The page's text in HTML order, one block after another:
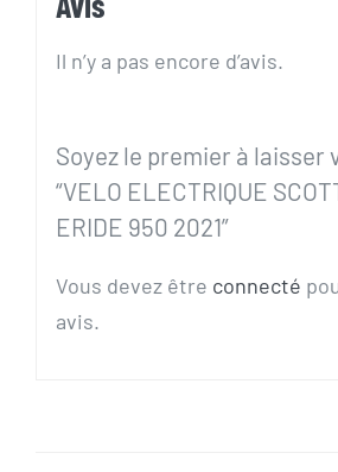
Il n’y a pas encore d’avis.
Soyez le premier à laisser
“VELO ELECTRIQUE
ERIDE 950 2021”
Vous devez être connecté
avis.